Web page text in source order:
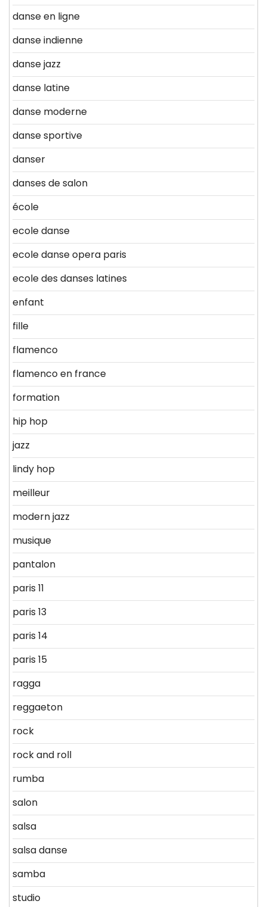
danse en ligne
danse indienne
danse jazz
danse latine
danse moderne
danse sportive
danser
danses de salon
école
ecole danse
ecole danse opera paris
ecole des danses latines
enfant
fille
flamenco
flamenco en france
formation
hip hop
jazz
lindy hop
meilleur
modern jazz
musique
pantalon
paris 11
paris 13
paris 14
paris 15
ragga
reggaeton
rock
rock and roll
rumba
salon
salsa
salsa danse
samba
studio